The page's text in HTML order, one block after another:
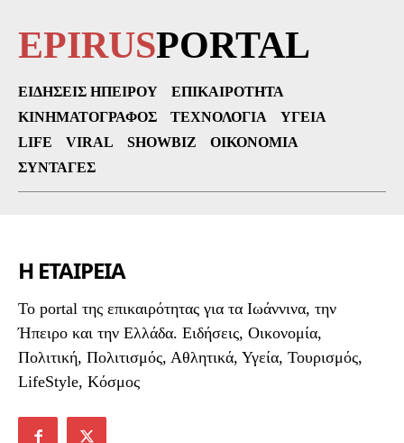
EPIRUSPORTAL
ΕΙΔΉΣΕΙΣ ΗΠΕΊΡΟΥ
ΕΠΙΚΑΙΡΌΤΗΤΑ
ΚΙΝΗΜΑΤΟΓΡΆΦΟΣ
ΤΕΧΝΟΛΟΓΊΑ
ΥΓΕΊΑ
LIFE
VIRAL SHOWBIZ
ΟΙΚΟΝΟΜΊΑ
ΣΥΝΤΑΓΈΣ
Η ΕΤΑΙΡΕΙΑ
To portal της επικαιρότητας για τα Ιωάννινα, την
Ήπειρο και την Ελλάδα. Ειδήσεις, Οικονομία,
Πολιτική, Πολιτισμός, Αθλητικά, Υγεία, Τουρισμός,
LifeStyle, Κόσμος